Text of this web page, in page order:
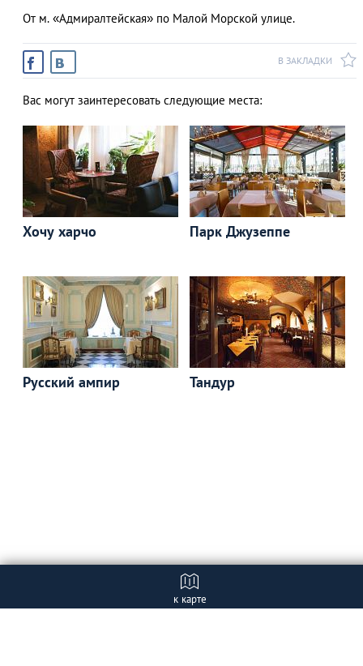
От м. «Адмиралтейская» по Малой Морской улице.
В ЗАКЛАДКИ
Вас могут заинтересовать следующие места:
Хочу харчо Парк Джузеппе
Русский ампир Тандур
к карте